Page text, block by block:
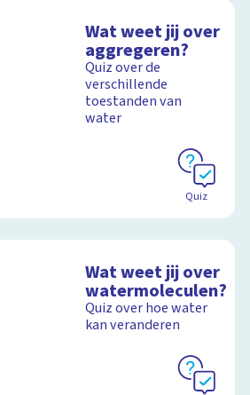
Wat weet jij over
aggregeren?
Quiz over de
verschillende
toestanden van
water
Quiz
Wat weet jij over
watermoleculen?
Quiz over hoe water
kan veranderen